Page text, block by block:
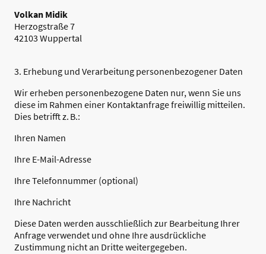
Volkan Midik
Herzogstraße 7
42103 Wuppertal
3. Erhebung und Verarbeitung personenbezogener Daten
Wir erheben personenbezogene Daten nur, wenn Sie uns
diese im Rahmen einer Kontaktanfrage freiwillig mitteilen.
Dies betrifft z. B.:
Ihren Namen
Ihre E-Mail-Adresse
Ihre Telefonnummer (optional)
Ihre Nachricht
Diese Daten werden ausschließlich zur Bearbeitung Ihrer
Anfrage verwendet und ohne Ihre ausdrückliche
Zustimmung nicht an Dritte weitergegeben.